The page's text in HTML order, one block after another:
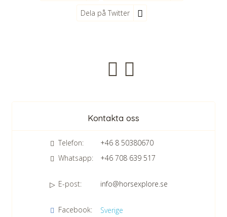
Dela på Twitter
Nyhetsbrev
Kontakta oss
Telefon:
+46 8 50380670
Whatsapp:
+46 708 639 517
E-post: info@horsexplore.se
Facebook:
Sverige